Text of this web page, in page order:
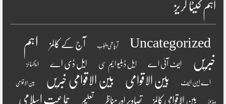
اہم کیٹا گریز
Uncategorized آبپاشی پنجاب آج کے کالمز
اہم
خبریں
ایف آئی اے ایل ڈبلیو ایم سی ایل ڈی اے ایکسائز
اے این ایف بین الاقوامی بین الاقوامی خبریں بین الاقوامی
ویڈیوز بین الاقوامی کالمز تصاویر اور مناظر تعلیم جماعت اسلامی